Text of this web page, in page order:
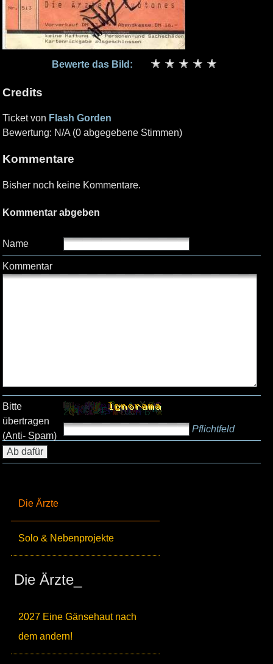
Die Ärzte
Solo & Nebenprojekte
Die Ärzte_
2027 Eine Gänsehaut nach
dem andern!
Bewerte das Bild:
Credits
Ticket von Flash Gorden
Bewertung: N/A (0 abgegebene Stimmen)
Kommentare
Bisher noch keine Kommentare.
Kommentar abgeben
Name
Kommentar
Bitte
übertragen
(Anti- Spam)
Pflichtfeld